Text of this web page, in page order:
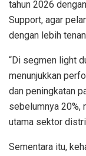
tahun 2026
Support, agar
dengan lebih
“Di segmen light
menunjukkan
dan peningkatan
sebelumnya
utama sektor
Sementara itu,